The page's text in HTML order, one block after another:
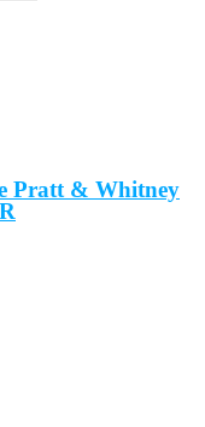
Pratt & Whitney